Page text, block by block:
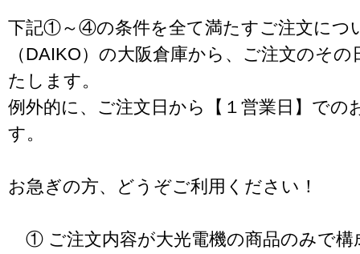
下記①～④の条件を全て満たすご注文につ
（DAIKO）の大阪倉庫から、ご注文のそ
たします。
例外的に、ご注文日から【１営業日】での
す。
お急ぎの方、どうぞご利用ください！
① ご注文内容が大光電機の商品のみで構